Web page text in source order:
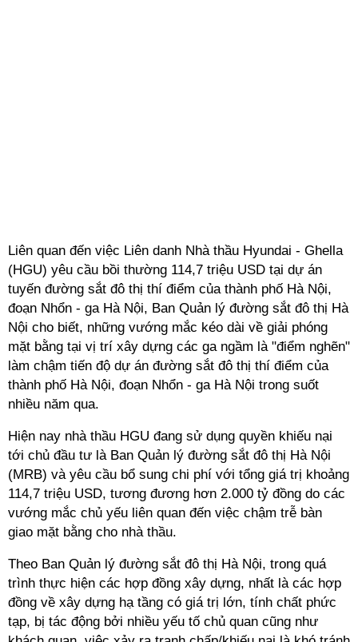
Liên quan đến việc Liên danh Nhà thầu Hyundai - Ghella
(HGU) yêu cầu bồi thường 114,7 triệu USD tại dự án
tuyến đường sắt đô thị thí điểm của thành phố Hà Nội,
đoạn Nhổn - ga Hà Nội, Ban Quản lý đường sắt đô thị Hà
Nội cho biết, những vướng mắc kéo dài về giải phóng
mặt bằng tại vị trí xây dựng các ga ngầm là "điểm nghẽn"
làm chậm tiến độ dự án đường sắt đô thị thí điểm của
thành phố Hà Nội, đoạn Nhổn - ga Hà Nội trong suốt
nhiều năm qua.
Hiện nay nhà thầu HGU đang sử dụng quyền khiếu nại
tới chủ đầu tư là Ban Quản lý đường sắt đô thị Hà Nội
(MRB) và yêu cầu bổ sung chi phí với tổng giá trị khoảng
114,7 triệu USD, tương đương hơn 2.000 tỷ đồng do các
vướng mắc chủ yếu liên quan đến việc chậm trễ bàn
giao mặt bằng cho nhà thầu.
Theo Ban Quản lý đường sắt đô thị Hà Nội, trong quá
trình thực hiện các hợp đồng xây dựng, nhất là các hợp
đồng về xây dựng hạ tầng có giá trị lớn, tính chất phức
tạp, bị tác động bởi nhiều yếu tố chủ quan cũng như